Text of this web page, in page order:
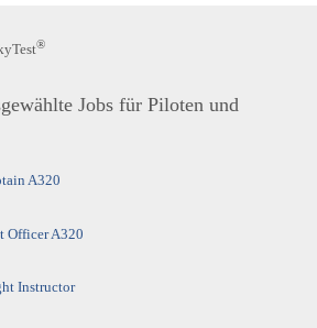
®
Jobs für Piloten und
A320
Officer A320
Instructor